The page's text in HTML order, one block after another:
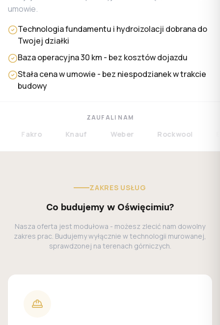
umowie.
Technologia fundamentu i hydroizolacji dobrana do
Twojej działki
Baza operacyjna 30 km - bez kosztów dojazdu
Stała cena w umowie - bez niespodzianek w trakcie
budowy
ZAUFALI NAM
Fakro Knauf Weber Rockwool
ZAKRES USŁUG
Co budujemy w Oświęcimiu?
Nasza oferta jest modułowa - możesz zlecić nam dowolny
zakres prac. Budujemy wyłącznie w technologii murowanej,
sprawdzonej na terenach górniczych.